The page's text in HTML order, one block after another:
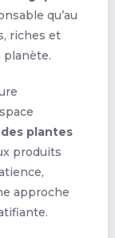
qu’au
riches et
planète.
plantes
produits
approche